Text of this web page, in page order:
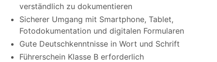
verständlich zu dokumentieren
Sicherer Umgang mit Smartphone, Tablet,
Fotodokumentation und digitalen Formularen
Gute Deutschkenntnisse in Wort und Schrift
Führerschein Klasse B erforderlich